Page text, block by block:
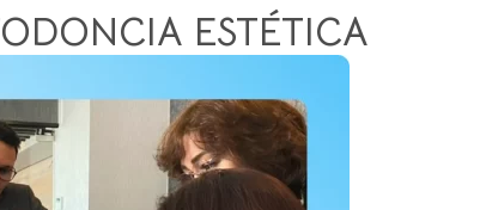
ESTÉTICA